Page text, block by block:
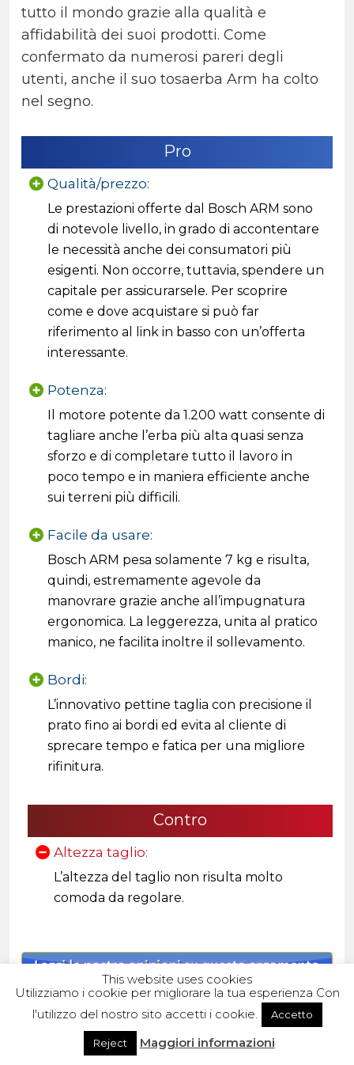
tutto il mondo grazie alla qualità e
affidabilità dei suoi prodotti. Come
confermato da numerosi pareri degli
utenti, anche il suo tosaerba Arm ha colto
nel segno.
Pro
Qualità/prezzo:
Le prestazioni offerte dal Bosch ARM sono
di notevole livello, in grado di accontentare
le necessità anche dei consumatori più
esigenti. Non occorre, tuttavia, spendere un
capitale per assicurarsele. Per scoprire
come e dove acquistare si può far
riferimento al link in basso con un’offerta
interessante.
Potenza:
Il motore potente da 1.200 watt consente di
tagliare anche l’erba più alta quasi senza
sforzo e di completare tutto il lavoro in
poco tempo e in maniera efficiente anche
sui terreni più difficili.
Facile da usare:
Bosch ARM pesa solamente 7 kg e risulta,
quindi, estremamente agevole da
manovrare grazie anche all’impugnatura
ergonomica. La leggerezza, unita al pratico
manico, ne facilita inoltre il sollevamento.
Bordi:
L’innovativo pettine taglia con precisione il
prato fino ai bordi ed evita al cliente di
sprecare tempo e fatica per una migliore
rifinitura.
Contro
Altezza taglio:
L’altezza del taglio non risulta molto
comoda da regolare.
Clicca qui per vedere il prezzo
This website uses cookies
Utilizziamo i cookie per migliorare la tua esperienza Con
l'utilizzo del nostro sito accetti i cookie.
Accetto
Reject Maggiori informazioni